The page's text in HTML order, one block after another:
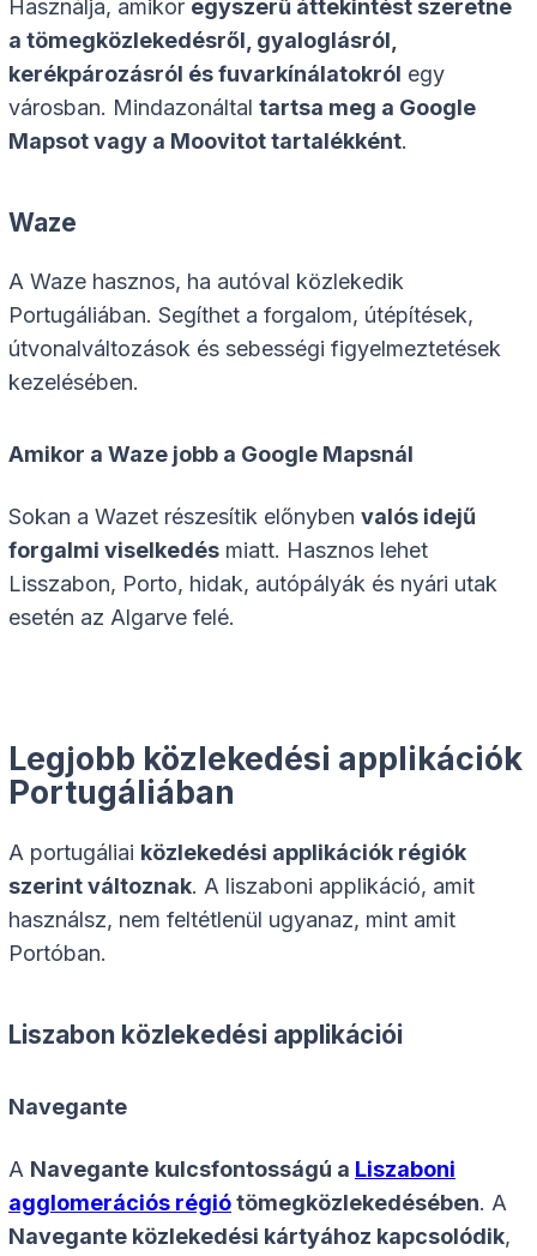
Használja, amikor egyszerű áttekintést szeretne
a tömegközlekedésről, gyaloglásról,
kerékpározásról és fuvarkínálatokról egy
városban. Mindazonáltal tartsa meg a Google
Mapsot vagy a Moovitot tartalékként.
Waze
A Waze hasznos, ha autóval közlekedik
Portugáliában. Segíthet a forgalom, útépítések,
útvonalváltozások és sebességi figyelmeztetések
kezelésében.
Amikor a Waze jobb a Google Mapsnál
Sokan a Wazet részesítik előnyben valós idejű
forgalmi viselkedés miatt. Hasznos lehet
Lisszabon, Porto, hidak, autópályák és nyári utak
esetén az Algarve felé.
Legjobb közlekedési applikációk
Portugáliában
A portugáliai közlekedési applikációk régiók
szerint változnak. A liszaboni applikáció, amit
használsz, nem feltétlenül ugyanaz, mint amit
Portóban.
Liszabon közlekedési applikációi
Navegante
A Navegante kulcsfontosságú a Liszaboni
agglomerációs régiótömegközlekedésében. A
Navegante közlekedési kártyához kapcsolódik,